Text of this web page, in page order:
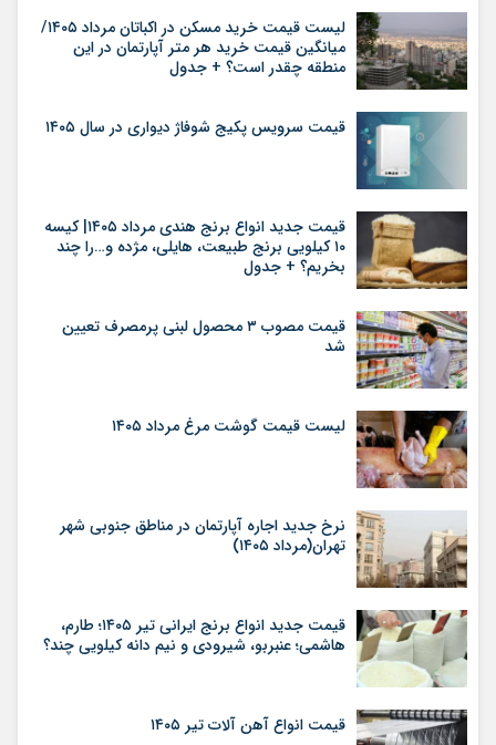
لیست قیمت خرید مسکن در اکباتان مرداد ۱۴۰۵/
میانگین قیمت خرید هر متر آپارتمان در این
منطقه چقدر است؟ + جدول
قیمت سرویس پکیج شوفاژ دیواری در سال ۱۴۰۵
قیمت جدید انواع برنج هندی مرداد ۱۴۰۵| کیسه
۱۰ کیلویی برنج طبیعت، هایلی، مژده و…را چند
بخریم؟ + جدول
قیمت مصوب ۳ محصول لبنی پرمصرف تعیین
شد
لیست قیمت گوشت مرغ مرداد ۱۴۰۵
نرخ جدید اجاره آپارتمان در مناطق جنوبی شهر
تهران(مرداد ۱۴۰۵)
قیمت جدید انواع برنج ایرانی تیر ۱۴۰۵؛ طارم،
هاشمی؛ عنبربو، شیرودی و نیم دانه کیلویی چند؟
قیمت انواع آهن آلات تیر ۱۴۰۵